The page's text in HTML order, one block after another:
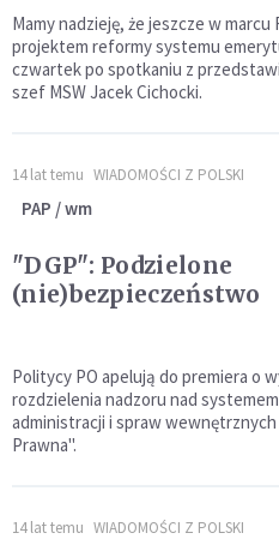
Mamy nadzieję, że jeszcze w
projektem reformy systemu
czwartek po spotkaniu z
szef MSW Jacek Cichocki.
14 lat temu WIADOMOŚCI Z POLSKI
PAP / wm
"DGP": Podzielone
(nie)bezpieczeństwo
Politycy PO apelują do premiera o
rozdzielenia nadzoru nad
administracji i spraw
Prawna".
14 lat temu WIADOMOŚCI Z POLSKI